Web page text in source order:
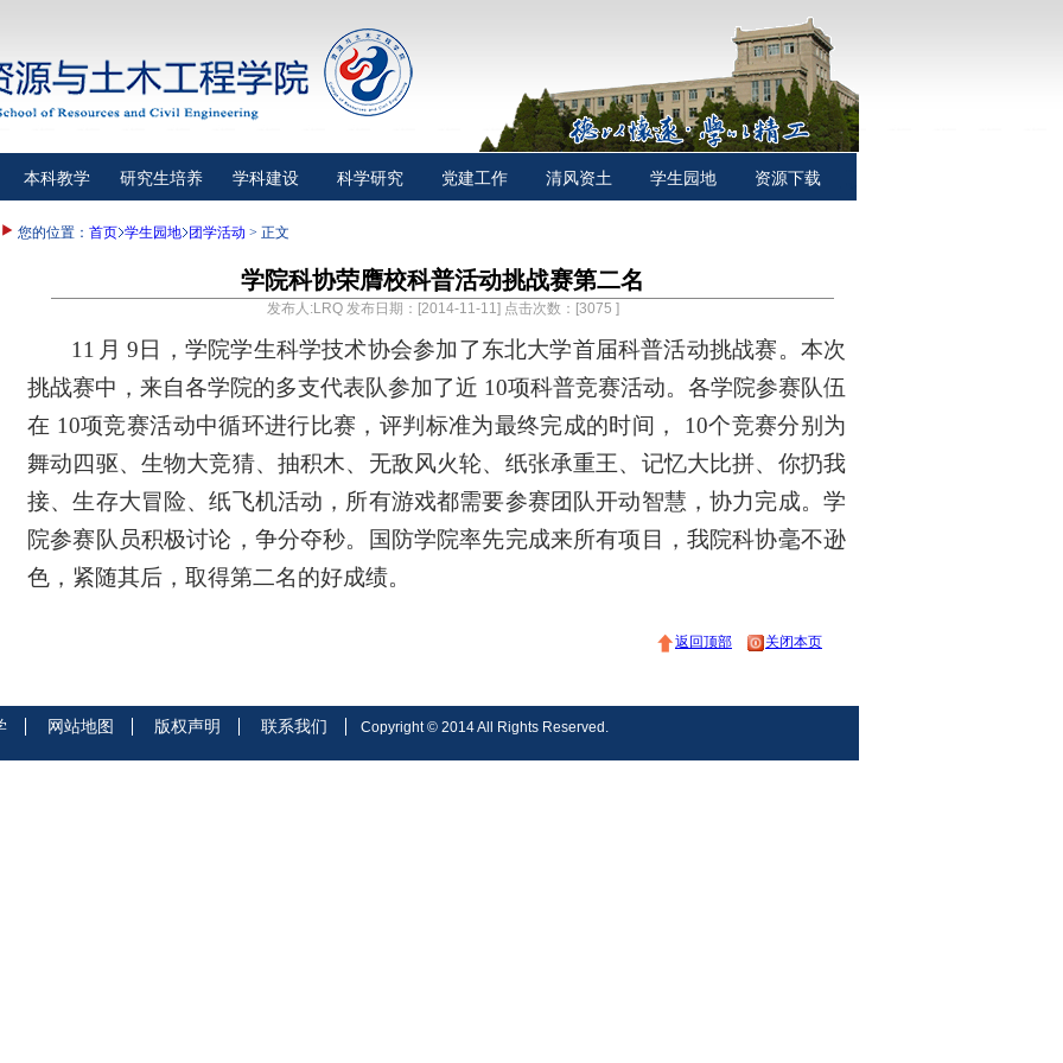
本科教学 研究生培养 学科建设 科学研究 党建工作 清风资土 学生园地 资源下载
您的位置： 首页 学生园地 团学活动 > 正文
学院科协荣膺校科普活动挑战赛第二名
发布人:LRQ 发布日期：[2014-11-11] 点击次数：[3075 ]
11 月9 日，学院学生科学技术协会参加了东北大学首届科普活动挑战赛。本次
挑战赛中，来自各学院的多支代表队参加了近 10项科普竞赛活动。各学院参赛队伍
在 10项竞赛活动中循环进行比赛，评判标准为最终完成的时间， 10个竞赛分别为
舞动四驱、生物大竞猜、抽积木、无敌风火轮、纸张承重王、记忆大比拼、你扔我
接、生存大冒险、纸飞机活动，所有游戏都需要参赛团队开动智慧，协力完成。学
院参赛队员积极讨论，争分夺秒。国防学院率先完成来所有项目，我院科协毫不逊
色，紧随其后，取得第二名的好成绩。
返回顶部 关闭本页
网站地图 版权声明 联系我们 Copyright © 2014 All Rights Reserved.